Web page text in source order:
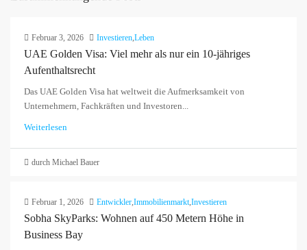
Februar 3, 2026 Investieren,Leben
UAE Golden Visa: Viel mehr als nur ein 10-jähriges
Aufenthaltsrecht
Das UAE Golden Visa hat weltweit die Aufmerksamkeit von
Unternehmern, Fachkräften und Investoren...
Weiterlesen
durch Michael Bauer
Februar 1, 2026 Entwickler,Immobilienmarkt,Investieren
Sobha SkyParks: Wohnen auf 450 Metern Höhe in
Business Bay